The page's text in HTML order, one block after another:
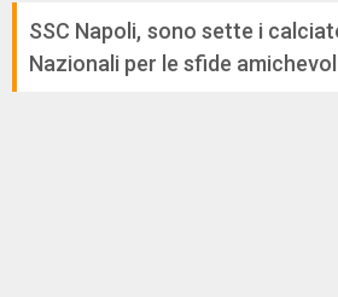
SSC Napoli, sono sette i
Nazionali per le sfide